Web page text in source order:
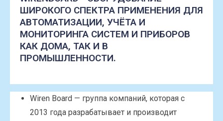
ШИРОКОГО СПЕКТРА ПРИМЕНЕНИЯ ДЛЯ
АВТОМАТИЗАЦИИ, УЧЁТА И
МОНИТОРИНГА СИСТЕМ И ПРИБОРОВ
КАК ДОМА, ТАК И В
ПРОМЫШЛЕННОСТИ.
Wiren Board — группа компаний, которая с
2013 года разрабатывает и производит